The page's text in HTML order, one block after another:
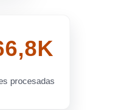
procesadas